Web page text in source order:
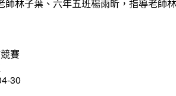
師林子葉、六年五班楊雨昕，指導老師
賽
30